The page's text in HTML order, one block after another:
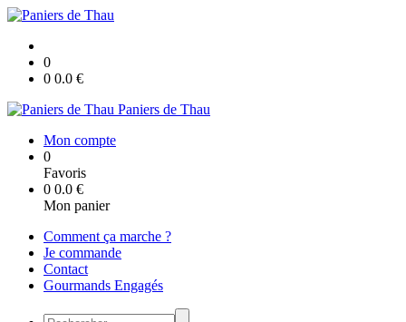
0
0 0.0 €
Paniers de Thau
Mon compte
0
Favoris
0 0.0 €
Mon panier
Comment ça marche ?
Je commande
Contact
Gourmands Engagés